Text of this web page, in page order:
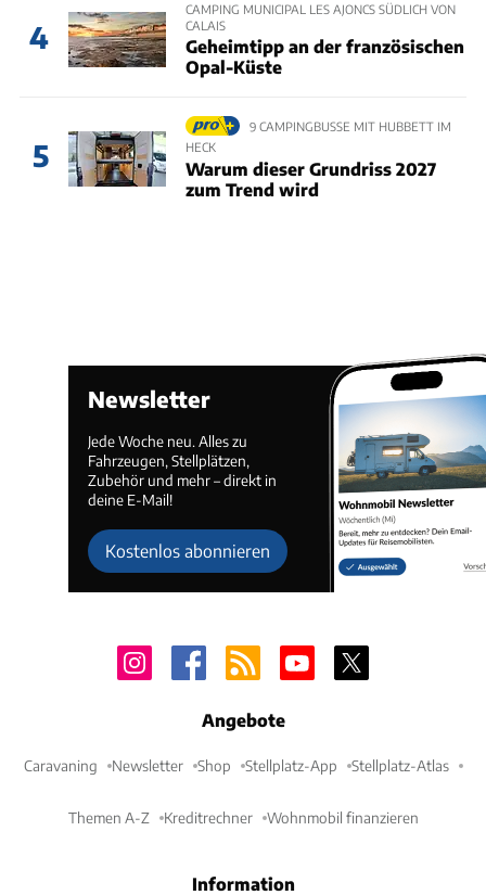
4
CAMPING MUNICIPAL LES AJONCS SÜDLICH VON
CALAIS
Geheimtipp an der französischen
Opal-Küste
5
9 CAMPINGBUSSE MIT HUBBETT IM
HECK
Warum dieser Grundriss 2027
zum Trend wird
Newsletter
Jede Woche neu. Alles zu
Fahrzeugen, Stellplätzen,
Zubehör und mehr – direkt in
deine E-Mail!
Kostenlos abonnieren
Angebote
Caravaning Newsletter Shop Stellplatz-App Stellplatz-Atlas
Themen A-Z Kreditrechner Wohnmobil finanzieren
Information